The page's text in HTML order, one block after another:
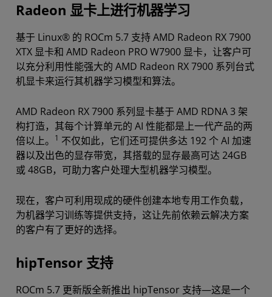
Radeon 显卡上进行机器学习
基于 Linux® 的 ROCm 5.7 支持 AMD Radeon RX 7900
XTX 显卡和 AMD Radeon PRO W7900 显卡，让客户可
以充分利用性能强大的 AMD Radeon RX 7900 系列台式
机显卡来运行其机器学习模型和算法。
AMD Radeon RX 7900 系列显卡基于 AMD RDNA 3 架
构打造，其每个计算单元的 AI 性能都是上一代产品的两
倍以上。
1 不仅如此，它们还可提供多达 192 个 AI 加速
器以及出色的显存带宽，其搭载的显存最高可达 24GB
或 48GB，可助力客户处理大型机器学习模型。
现在，客户可利用现成的硬件创建本地专用工作负载，
为机器学习训练等提供支持，这让先前依赖云解决方案
的客户有了更好的选择。
hipTensor 支持
ROCm 5.7 更新版全新推出 hipTensor 支持—这是一个